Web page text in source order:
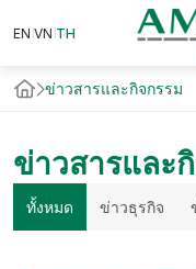
EN VN TH
ENVN
ข่าวสารและกิจกรรม
ข่าวสารและ
ทั้งหมด ข่าวธุรกิจ